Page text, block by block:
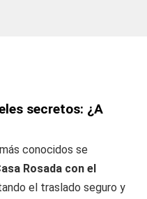
secretos: ¿A
conocidos se
Rosada con el
el traslado seguro y